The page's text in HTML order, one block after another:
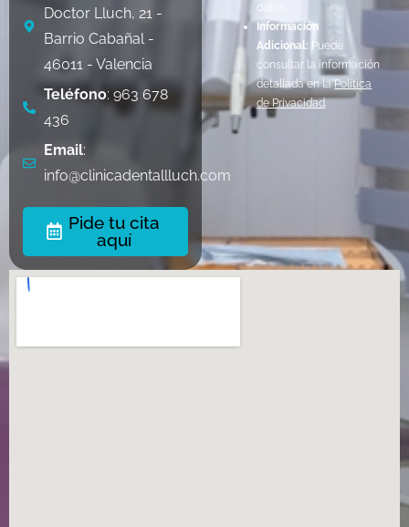
Doctor Lluch, 21 -
Barrio Cabañal -
46011 - Valencia
Teléfono: 963 678
436
Email:
info@clinicadentallluch.com
Pide tu cita
aquí
datos.
Información
Adicional: Puede
consultar la información
detallada en laPolítica
de Privacidad.